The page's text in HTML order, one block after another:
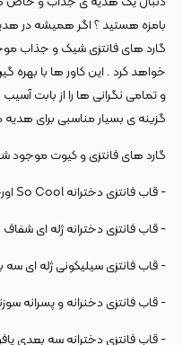
بامزه هستید ؟ اگر همیشه در
گارد های فانتزی شیک و جذاب
خواهد کرد . این کاور ها با بهره
و تمامی نگرانی ها را از بابت
گزینه ی بسیار مناسبی برای هدیه
گارد های فانتزی و کیوت موجود
- قاب فانتزی دخترانه So Cool اورجینال عروسک برجسته خرسی
- قاب فانتزی دخترانه ژله ای
- قاب فانتزی سیلیکونی ژله ای
- قاب فانتزی دخنرانه و پسرانه
- قاب فانتزی دخترانه سه بعدی